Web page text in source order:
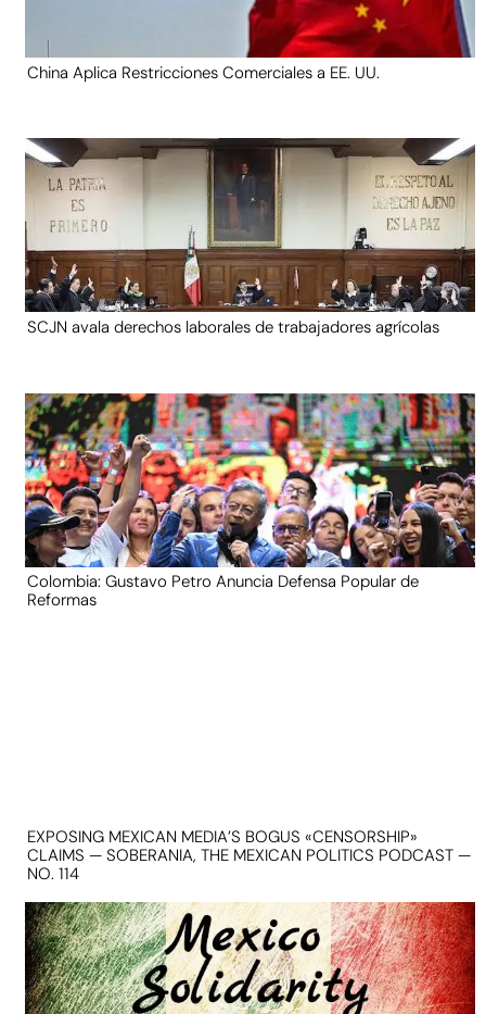
China Aplica Restricciones Comerciales a EE. UU.
SCJN avala derechos laborales de trabajadores agrícolas
Colombia: Gustavo Petro Anuncia Defensa Popular de
Reformas
EXPOSING MEXICAN MEDIA’S BOGUS «CENSORSHIP»
CLAIMS — SOBERANIA, THE MEXICAN POLITICS PODCAST —
NO. 114